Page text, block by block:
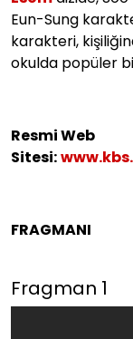
Eun-Sung
karakteri,
okulda popüler
Resmi Web
Sitesi:
FRAGMANI
Fragman 1